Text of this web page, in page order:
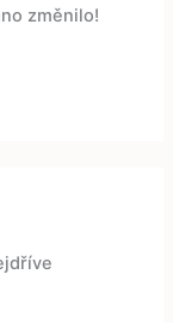
změnilo!